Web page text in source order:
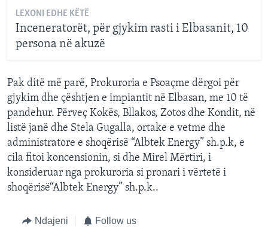
LEXONI EDHE KËTË
Inceneratorët, për gjykim rasti i Elbasanit, 10
persona në akuzë
Pak ditë më parë, Prokuroria e Psoaçme dërgoi për
gjykim dhe çështjen e impiantit në Elbasan, me 10 të
pandehur. Përveç Kokës, Bllakos, Zotos dhe Kondit, në
listë janë dhe Stela Gugalla, ortake e vetme dhe
administratore e shoqërisë “Albtek Energy” sh.p.k, e
cila fitoi koncensionin, si dhe Mirel Mërtiri, i
konsideruar nga prokuroria si pronari i vërtetë i
shoqërisë“Albtek Energy” sh.p.k..
Ndajeni Follow us